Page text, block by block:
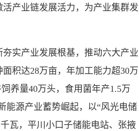
产业链发展活力，为产业集群发
实产业发展根基，推动六大产业
积达28万亩，年加工能力超30万
养量40万头，食用菌年产1.5万
能源产业蓄势崛起，以“风光电储
瓦，平川小口子储能电站、张掖